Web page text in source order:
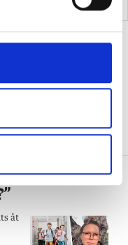
på
när allt fler
åt